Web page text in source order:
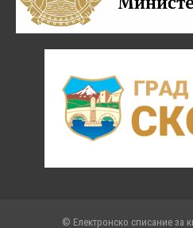
© Електронско списание за